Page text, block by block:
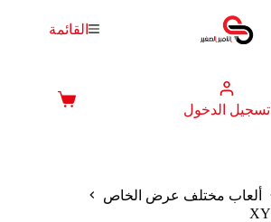
القائمة
تسجيل الدخول
عربة
ألعاب مختلف عرض الخاص